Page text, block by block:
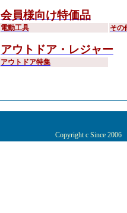
会員様向け特価品
電動工具 その
アウトドア・レジャー
アウトドア特集
Copyright c Since